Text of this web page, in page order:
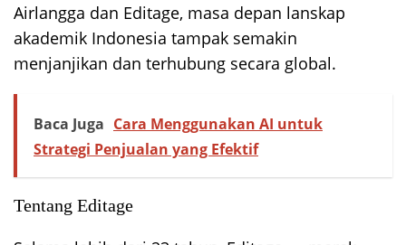
Airlangga dan Editage, masa depan lanskap
akademik Indonesia tampak semakin
menjanjikan dan terhubung secara global.
Baca Juga Cara Menggunakan AI untuk
Strategi Penjualan yang Efektif
Tentang Editage